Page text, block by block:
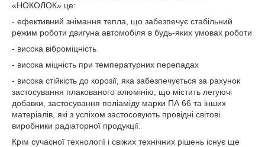
«НОКОЛОК» це:
- ефективний знімання тепла, що забезпечує стабільний
режим роботи двигуна автомобіля в будь-яких умовах роботи
- висока віброміцність
- висока міцність при температурних перепадах
- висока стійкість до корозії, яка забезпечується за рахунок
застосування плакованого алюмінію, що містить легуючі
добавки, застосування поліаміду марки ПА 66 та інших
матеріалів, які з успіхом застосовують провідні світові
виробники радіаторної продукції.
Крім сучасної технології і свіжих технічних рішень існує ще